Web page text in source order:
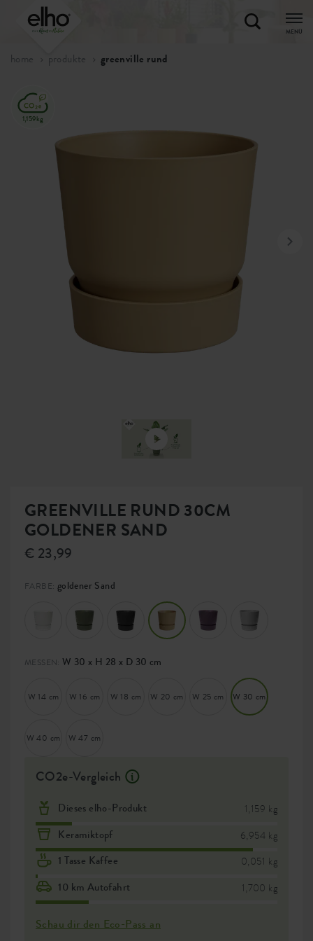
MENÜ
home produkte greenville rund
GREENVILLE RUND 30CM
GOLDENER SAND
€ 23,99
FARBE: goldener Sand
MESSEN: W 30 x H 28 x D 30 cm
W 14 cm W 16 cm W 18 cm W 20 cm W 25 cm W 30 cm
W 40 cm W 47 cm
CO2e-Vergleich
Dieses elho-Produkt 1,159 kg
Keramiktopf 6,954 kg
1 Tasse Kaffee 0,051 kg
10 km Autofahrt 1,700 kg
Schau dir den Eco-Pass an
1,159kg